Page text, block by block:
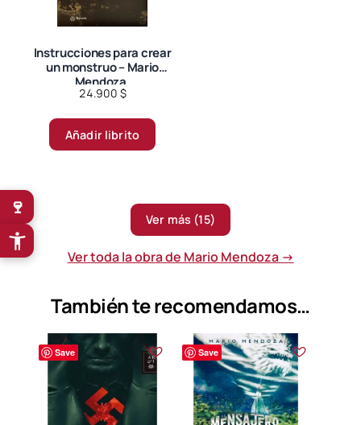
Instrucciones para crear
un monstruo – Mario
Mendoza.
24.900 $
Añadir librito
Ver más (15)
Ver toda la obra de Mario Mendoza →
También te recomendamos…
Save Save
🍷